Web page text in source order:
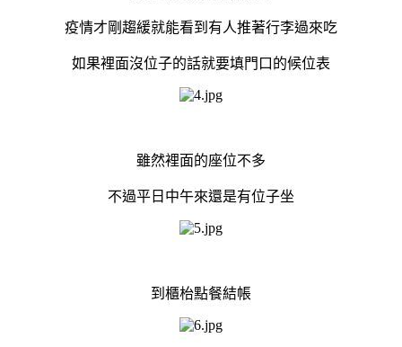
疫情才剛趨緩就能看到有人推著行李過來吃
如果裡面沒位子的話就要填門口的候位表
雖然裡面的座位不多
不過平日中午來還是有位子坐
到櫃枱點餐結帳